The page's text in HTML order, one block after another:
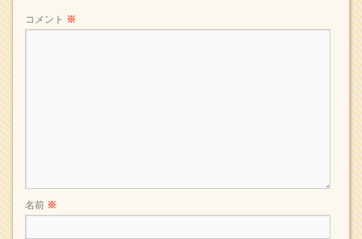
コメント ※
名前 ※